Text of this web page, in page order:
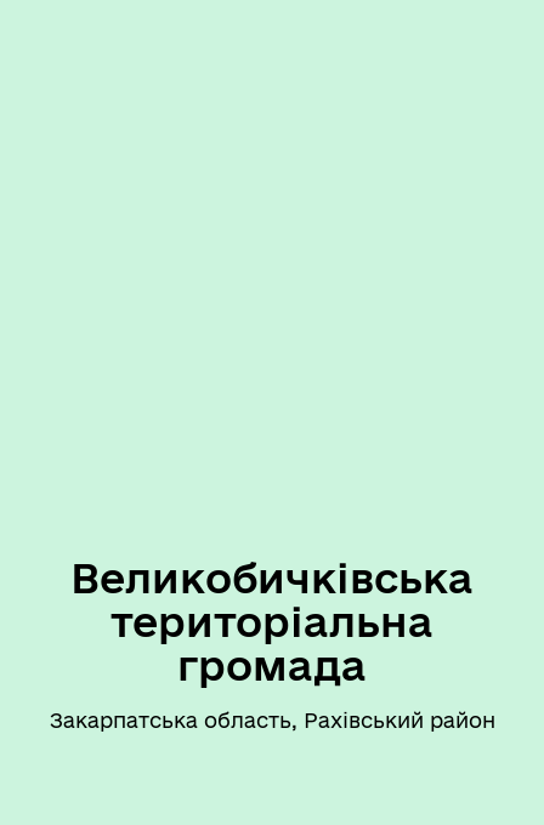
Великобичківська
територіальна
громада
Закарпатська область, Рахівський район